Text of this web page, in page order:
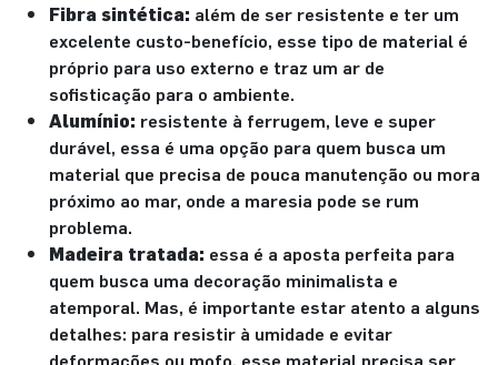
Fibra sintética: além de ser resistente e ter um
excelente custo-benefício, esse tipo de material é
próprio para uso externo e traz um ar de
sofisticação para o ambiente.
Alumínio: resistente à ferrugem, leve e super
durável, essa é uma opção para quem busca um
material que precisa de pouca manutenção ou mora
próximo ao mar, onde a maresia pode se rum
problema.
Madeira tratada: essa é a aposta perfeita para
quem busca uma decoração minimalista e
atemporal. Mas, é importante estar atento a alguns
detalhes: para resistir à umidade e evitar